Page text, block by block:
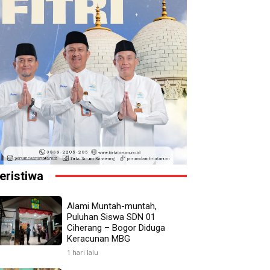
Alami Muntah-muntah,
Puluhan Siswa SDN 01
Ciherang – Bogor Diduga
Keracunan MBG
1 hari lalu